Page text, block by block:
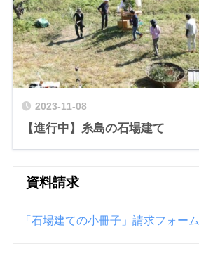
2023-11-08
【進行中】糸島の石場建て
資料請求
「石場建ての小冊子」請求フォーム